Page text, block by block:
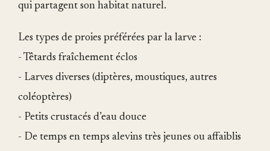
qui partagent son habitat naturel.
Les types de proies préférées par la larve :
- Têtards fraîchement éclos
- Larves diverses (diptères, moustiques, autres
coléoptères)
- Petits crustacés d’eau douce
- De temps en temps alevins très jeunes ou affaiblis